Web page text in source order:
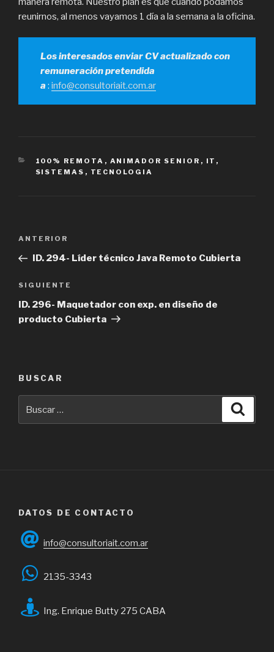
reunirnos, al menos vayamos 1 día a la semana a la oficina.
Los interesados enviar CV actualizado con
remuneración pretendida
a: info@consultoriait.com.ar
CATEGORÍAS
100% REMOTA , ANIMADOR SENIOR , IT ,
SISTEMAS , TECNOLOGIA
entradas
Entrada
anterior
ANTERIOR
ID. 294- Líder técnico Java Remoto Cubierta
Siguiente
entrada
SIGUIENTE
ID. 296- Maquetador con exp. en diseño de
producto Cubierta
BUSCAR
por:
DATOS DE CONTACTO
info@consultoriait.com.ar
2135-3343
Ing. Enrique Butty 275 CABA